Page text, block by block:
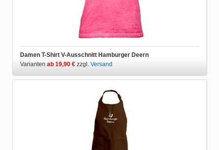
Damen T-Shirt V-Ausschnitt Hamburger Deern
Varianten ab 19,90 € zzgl. Versand